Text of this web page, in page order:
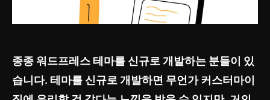
종종 워드프레스 테마를 신규로 개발하는 분들이 있
습니다. 테마를 신규로 개발하면 무언가 커스터마이